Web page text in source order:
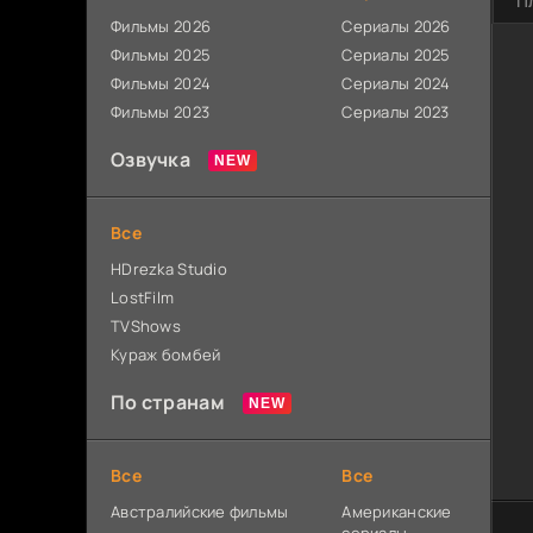
Фильмы 2026
Фильмы 2025
Фильмы 2024
Фильмы 2023
Сериалы 2026
Сериалы 2025
Сериалы 2024
Сериалы 2023
Озвучка
Все
HDrezka Studio
LostFilm
TVShows
Кураж бомбей
По странам
Все
Австралийские фильмы
Все
Американские